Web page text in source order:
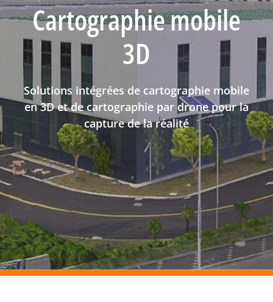
Cartographie mobile
3D
Solutions intégrées de cartographie mobile
en 3D et de cartographie par drone pour la
capture de la réalité